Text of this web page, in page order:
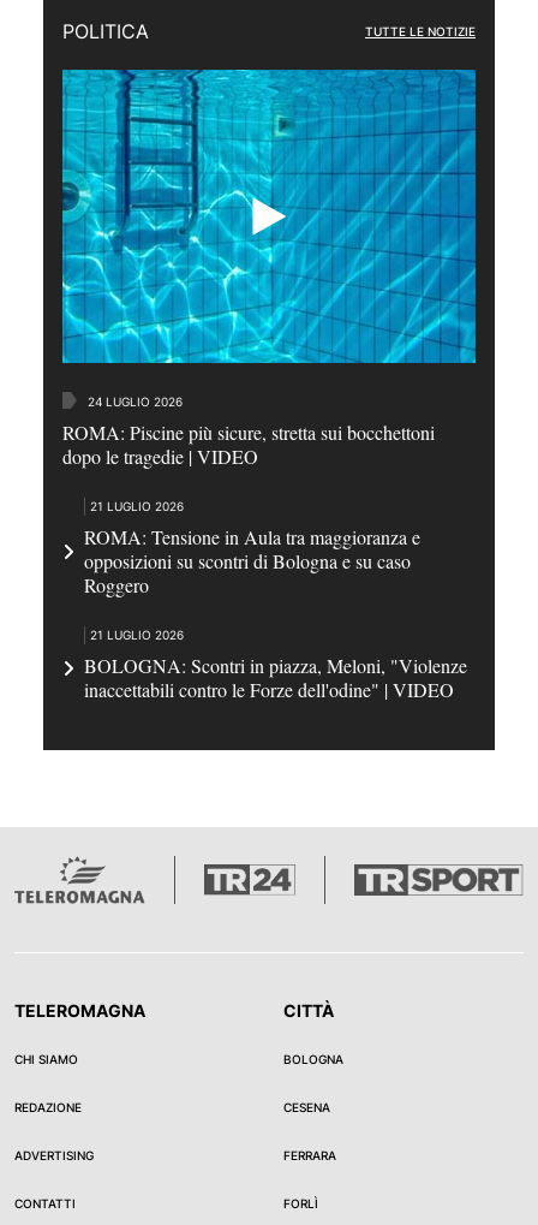
POLITICA TUTTE LE NOTIZIE
24 LUGLIO 2026
ROMA: Piscine più sicure, stretta sui bocchettoni
dopo le tragedie | VIDEO
21 LUGLIO 2026
ROMA: Tensione in Aula tra maggioranza e
opposizioni su scontri di Bologna e su caso
Roggero
21 LUGLIO 2026
BOLOGNA: Scontri in piazza, Meloni, "Violenze
inaccettabili contro le Forze dell'odine" | VIDEO
TELEROMAGNA
CHI SIAMO
REDAZIONE
ADVERTISING
CONTATTI
CITTÀ
BOLOGNA
CESENA
FERRARA
FORLÌ